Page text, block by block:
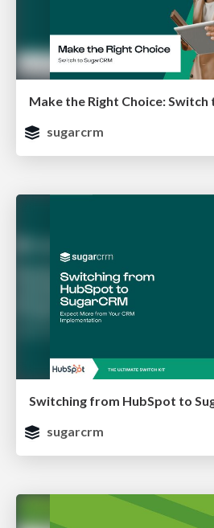
Make the Right Choice: Switch
sugarcrm
Switching from HubSpot to
sugarcrm